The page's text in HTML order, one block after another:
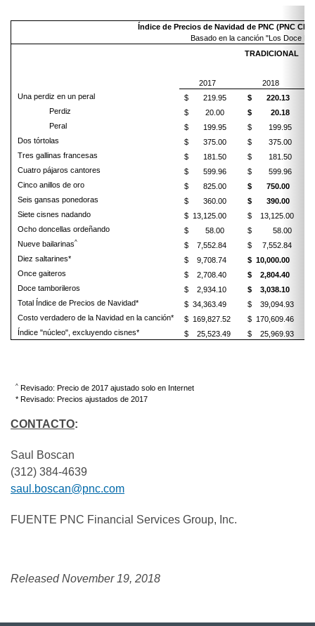
Índice de Precios de Navidad de PNC (PNC
Basado en la canción "Los Doce
TRADICIONAL
2017
2018
Una perdiz en un peral
$ 219.95
$ 220.13
Perdiz
$ 20.00
$ 20.18
Peral
$ 199.95
$ 199.95
Dos tórtolas
$ 375.00
$ 375.00
Tres gallinas francesas
$ 181.50
$ 181.50
Cuatro pájaros cantores
$ 599.96
$ 599.96
Cinco anillos de oro
$ 825.00
$ 750.00
Seis gansas ponedoras
$ 360.00
$ 390.00
Siete cisnes nadando
$ 13,125.00
$ 13,125.00
Ocho doncellas ordeñando
$ 58.00
$ 58.00
Nueve bailarinas^ $ 7,552.84
$ 7,552.84
Diez saltarines*
$ 9,708.74
$ 10,000.00
Once gaiteros
$ 2,708.40
$ 2,804.40
Doce tamborileros
$ 2,934.10
$ 3,038.10
Total Índice de Precios de Navidad*
$ 34,363.49
$ 39,094.93
Costo verdadero de la Navidad en la canción*
$ 169,827.52
$ 170,609.46
Índice "núcleo", excluyendo cisnes*
$ 25,523.49 $ 25,969.93
^ Revisado: Precio de 2017 ajustado solo en Internet
* Revisado: Precios ajustados de 2017
CONTACTO:
Saul Boscan
(312) 384-4639
saul.boscan@pnc.com
FUENTE PNC Financial Services Group, Inc.
Released November 19, 2018